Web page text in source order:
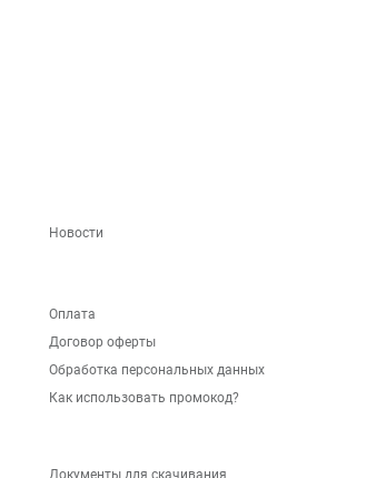
Новости
Оплата
Договор оферты
Обработка персональных данных
Как использовать промокод?
Документы для скачивания